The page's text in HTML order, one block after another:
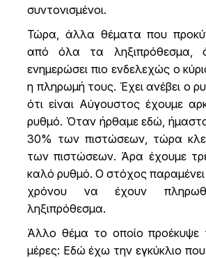
συντονισμένοι.
Τώρα, άλλα θέματα που
από όλα τα ληξιπρόθεσμα,
ενημερώσει πιο ενδελεχώς ο
η πληρωμή τους. Έχει ανέβει ο
ότι είναι Αύγουστος έχουμε
ρυθμό. Όταν ήρθαμε εδώ,
30% των πιστώσεων, τώρα
των πιστώσεων. Άρα έχουμε
καλό ρυθμό. Ο στόχος
χρόνου να έχουν
ληξιπρόθεσμα.
Άλλο θέμα το οποίο προέκυψε
μέρες: Εδώ έχω την εγκύκλιο